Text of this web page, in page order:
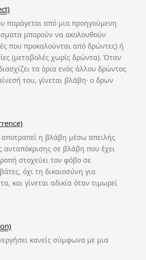
παράγεται από μια προηγούμενη
μπορούν να ακολουθούν
που προκαλούνται από δρώντες) ή
(μεταβολές χωρίς δρώντα). Όταν
τα όρια ενός άλλου δρώντος
του, γίνεται βλάβη· ο δρων
η βλάβη μέσω απειλής
ανταπόκρισης σε βλάβη που έχει
στοχεύει τον φόβο σε
όχι τη δικαιοσύνη για
και γίνεται αδικία όταν τιμωρεί
κανείς σύμφωνα με μια